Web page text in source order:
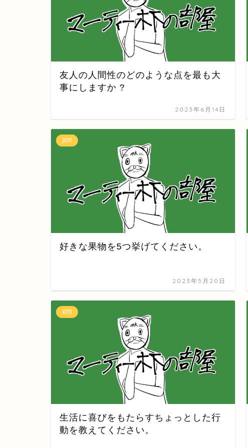
友人の人間性のどのような点を最も大
事にしますか ?
2023年6月14日
質問
好きな果物を5つ挙げてください。
2023年5月20日
質問
生活に喜びをもたらすちょっとした行
動を教えてください。